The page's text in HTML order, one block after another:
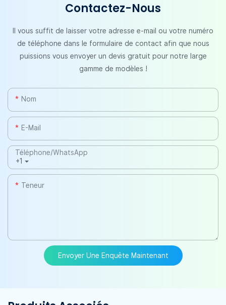
Contactez-Nous
Il vous suffit de laisser votre adresse e-mail ou votre numéro
de téléphone dans le formulaire de contact afin que nous
puissions vous envoyer un devis gratuit pour notre large
gamme de modèles !
Nom
E-Mail
+1
Téléphone/WhatsApp
Teneur
Envoyer Une Enquête Maintenant